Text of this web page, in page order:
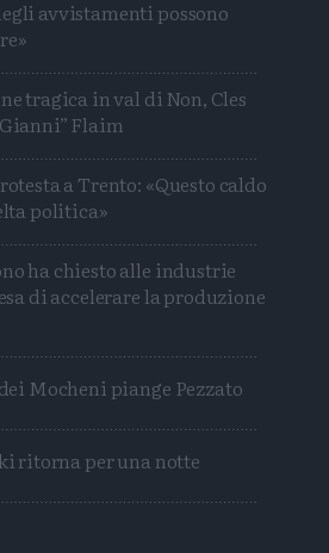
avvistamenti possono
tragica in val di Non, Cles
Flaim
a Trento: «Questo caldo
politica»
ha chiesto alle industrie
di accelerare la produzione
Mocheni piange Pezzato
ritorna per una notte